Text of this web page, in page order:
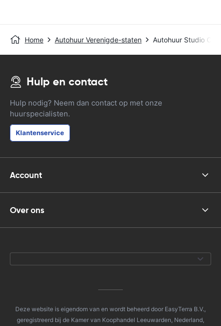
Home Autohuur Verenigde-staten Autohuur Studio City
Hulp en contact
Hulp nodig? Neem dan contact op met onze
huurspecialisten.
Klantenservice
Account
Over ons
Deze website is eigendom van en wordt beheerd door EasyTerra B.V.,
geregistreerd bij de Kamer van Koophandel Leeuwarden, Nederland,